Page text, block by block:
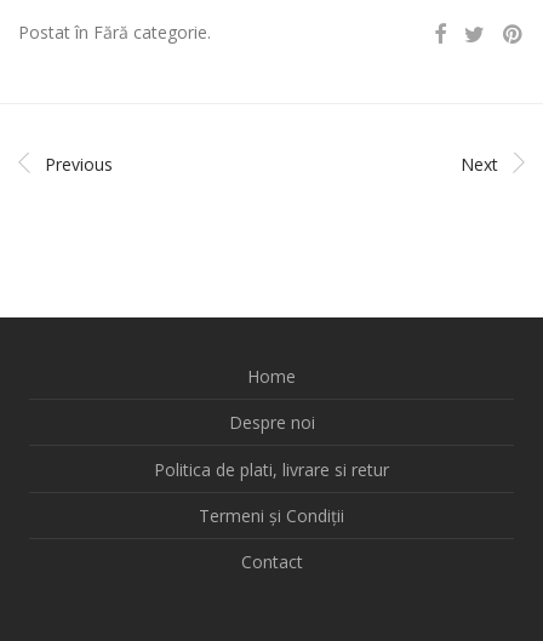
Postat în Fără categorie.
Previous Next
Home
Despre noi
Politica de plati, livrare si retur
Termeni și Condiții
Contact